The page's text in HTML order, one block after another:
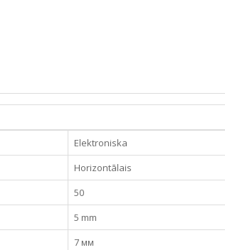
Elektroniska
Horizontālais
50
5 mm
7 мм